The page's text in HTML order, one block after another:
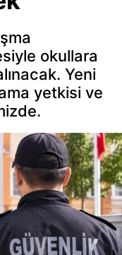
okullara
Yeni
yetkisi ve